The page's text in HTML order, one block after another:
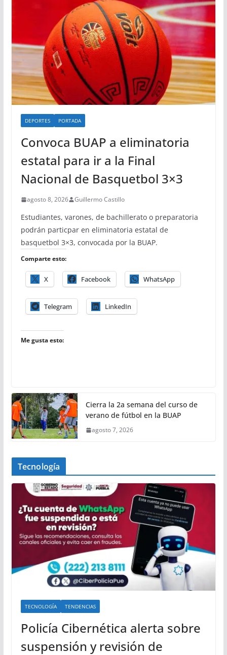
DEPORTES PORTADA
Convoca BUAP a eliminatoria
estatal para ir a la Final
Nacional de Basquetbol 3×3
agosto 8, 2026 Guillermo Castillo
Estudiantes, varones, de bachillerato o preparatoria
podrán particpar en eliminatoria estatal de
basquetbol 3×3, convocada por la BUAP.
Comparte esto:
X Facebook WhatsApp
Telegram LinkedIn
Me gusta esto:
Cierra la 2a semana del curso de
verano de fútbol en la BUAP
agosto 7, 2026
Tecnología
TECNOLOGÍA TENDENCIAS
Policía Cibernética alerta sobre
suspensión y revisión de